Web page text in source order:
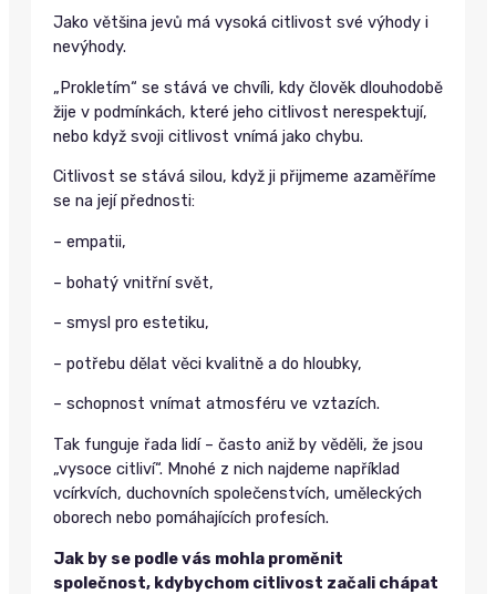
Jako většina jevů má vysoká citlivost své výhody i
nevýhody.
„Prokletím“ se stává ve chvíli, kdy člověk dlouhodobě
žije v podmínkách, které jeho citlivost nerespektují,
nebo když svoji citlivost vnímá jako chybu.
Citlivost se stává silou, když ji přijmeme azaměříme
se na její přednosti:
– empatii,
– bohatý vnitřní svět,
– smysl pro estetiku,
– potřebu dělat věci kvalitně a do hloubky,
– schopnost vnímat atmosféru ve vztazích.
Tak funguje řada lidí – často aniž by věděli, že jsou
„vysoce citliví“. Mnohé z nich najdeme například
vcírkvích, duchovních společenstvích, uměleckých
oborech nebo pomáhajících profesích.
Jak by se podle vás mohla proměnit
společnost, kdybychom citlivost začali chápat